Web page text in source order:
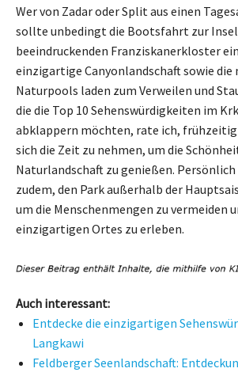
Wer von Zadar oder Split aus einen
sollte unbedingt die Bootsfahrt zur Insel
beeindruckenden Franziskanerkloster
einzigartige Canyonlandschaft sowie die
Naturpools laden zum Verweilen und
die die Top 10 Sehenswürdigkeiten im
abklappern möchten, rate ich,
sich die Zeit zu nehmen, um die
Naturlandschaft zu genießen.
zudem, den Park außerhalb der
um die Menschenmengen zu vermeiden
einzigartigen Ortes zu erleben.
Auch interessant:
Entdecke die einzigartigen
Langkawi
Feldberger Seenlandschaft: